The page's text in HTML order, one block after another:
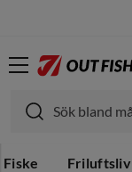
Fiske Friluftsliv